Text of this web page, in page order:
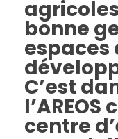
bonne
C’est
centre